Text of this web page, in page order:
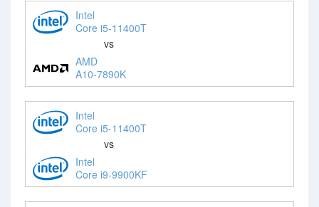
Intel
Core i5-11400T
vs
AMD
A10-7890K
Intel
Core i5-11400T
vs
Intel
Core i9-9900KF